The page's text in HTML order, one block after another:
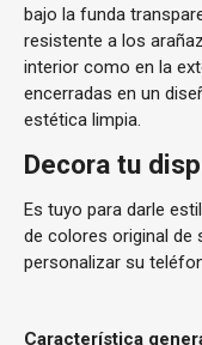
bajo la funda
resistente a los
interior como en la
encerradas en un
estética limpia.
Decora tu
Es tuyo para darle
de colores original de
personalizar su
Característica